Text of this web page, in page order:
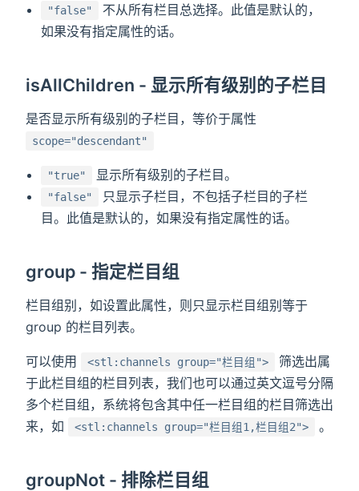
"false"
不从所有栏目总选择。此值是默认的，
如果没有指定属性的话。
isAllChildren - 显示所有级别的子栏目
是否显示所有级别的子栏目，等价于属性
scope="descendant"
"true" 显示所有级别的子栏目。
"false"
只显示子栏目，不包括子栏目的子栏
目。此值是默认的，如果没有指定属性的话。
group - 指定栏目组
栏目组别，如设置此属性，则只显示栏目组别等于
group 的栏目列表。
可以使用 <stl:channels group="栏目组">
筛选出属
于此栏目组的栏目列表，我们也可以通过英文逗号分隔
多个栏目组，系统将包含其中任一栏目组的栏目筛选出
来，如
<stl:channels group="栏目组1,栏目组2"> 。
groupNot - 排除栏目组